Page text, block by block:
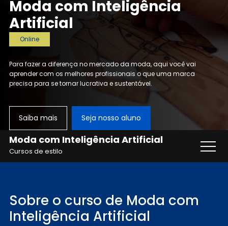
Moda com Inteligência
Artificial
Online
Para fazer a diferença no mercado da moda, aqui você vai
aprendercom os melhores profissionais o que uma marca
precisa para se tornar lucrativa e sustentável.
Saiba mais Seja nosso aluno
Moda com Inteligência Artificial
Cursos de estilo
Sobre o curso de Moda com
Inteligência Artificial